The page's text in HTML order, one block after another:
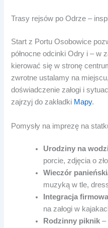
Trasy rejsów po Odrze –
Start z Portu Osobowice
północne odcinki Odry i – w
kierować się w stronę
zwrotne ustalamy na
doświadczenie załogi i
zajrzyj do zakładki Mapy.
Pomysły na imprezę na
Urodziny na
porcie, zdjęcia o
Wieczór
muzyką w tle,
Integracja
na załogi w
Rodzinny piknik –